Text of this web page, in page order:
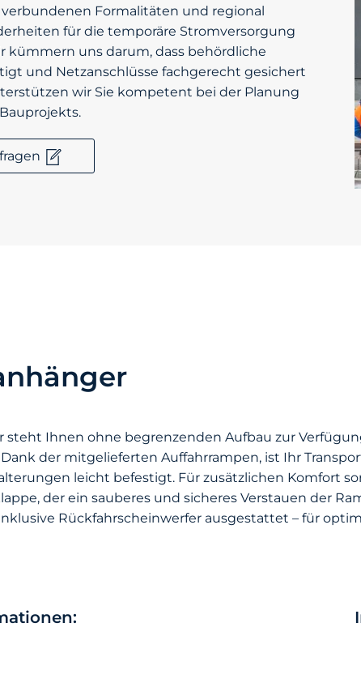
Formalitäten und regional
für die temporäre Stromversorgung
kümmern uns darum, dass behördliche
und Netzanschlüsse fachgerecht gesichert
wir Sie kompetent bei der Planung
steht Ihnen ohne begrenzenden Aufbau zur
der mitgelieferten Auffahrrampen, ist Ihr
leicht befestigt. Für zusätzlichen Komfort
der ein sauberes und sicheres Verstauen der
Rückfahrscheinwerfer ausgestattet – für